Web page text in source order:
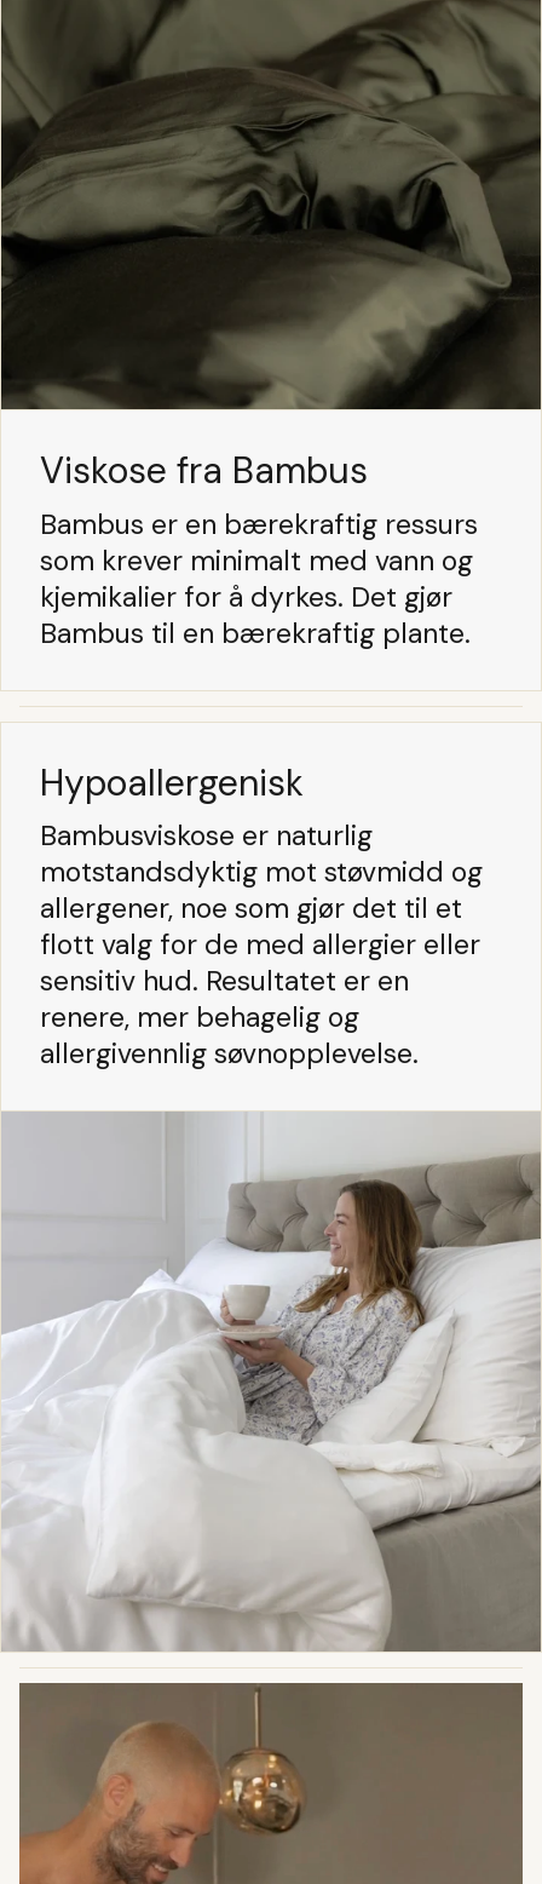
Viskose fra Bambus
Bambus er en bærekraftig ressurs
som krever minimalt med vann og
kjemikalier for å dyrkes. Det gjør
Bambus til en bærekraftig plante.
Hypoallergenisk
Bambusviskose er naturlig
motstandsdyktig mot støvmidd og
allergener, noe som gjør det til et
flott valg for de med allergier eller
sensitiv hud. Resultatet er en
renere, mer behagelig og
allergivennlig søvnopplevelse.